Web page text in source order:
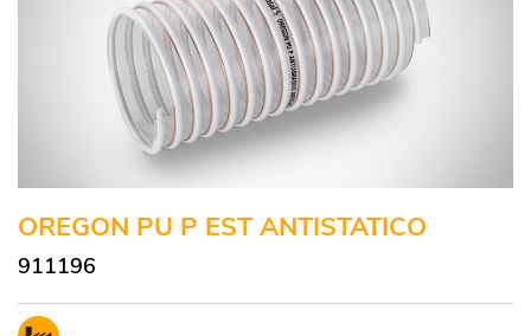
OREGON PU P EST ANTISTATICO
911196